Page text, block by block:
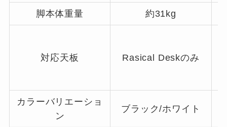
脚本体重量 約31kg
対応天板 Rasical Deskのみ
カラーバリエーショ
ン
ブラック/ホワイト